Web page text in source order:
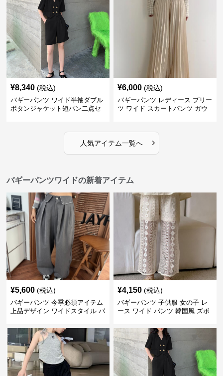
¥8,340 (税込)
バギーパンツ ワイド半袖ダブル
ボタンジャケット短パン二点セ
¥6,000 (税込)
バギーパンツ レディース プリー
ツ ワイド スカートパンツ ガウ
人気アイテム一覧へ ›
バギーパンツワイドの新着アイテム
¥5,600 (税込)
バギーパンツ 今季必須アイテム
上品デザイン ワイドスタイル パ
¥4,150 (税込)
バギーパンツ 子供服 女の子 レ
ース ワイド パンツ 韓国風 ズボ